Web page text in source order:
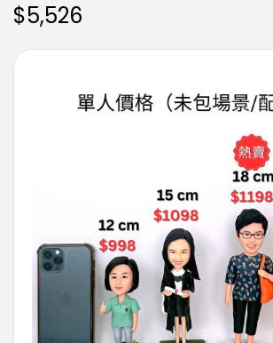
$5,526